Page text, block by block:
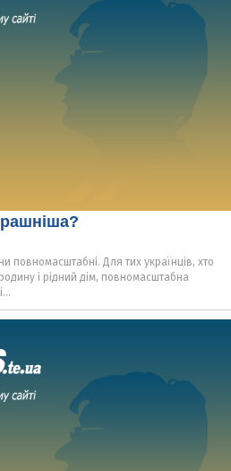
повномасштабні. Для тих українців, хто
і рідний дім, повномасштабна